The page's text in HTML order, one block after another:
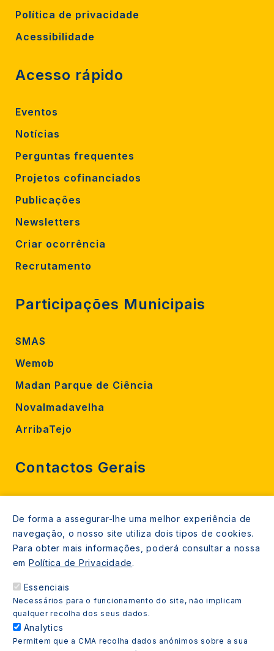
Política de privacidade
Acessibilidade
Acesso rápido
Eventos
Notícias
Perguntas frequentes
Projetos cofinanciados
Publicações
Newsletters
Criar ocorrência
Recrutamento
Participações Municipais
SMAS
Wemob
Madan Parque de Ciência
Novalmadavelha
ArribaTejo
Contactos Gerais
800206770 (gratuito rede fixa)
Contacte-nos
Espaços de atendimento
Livro Amarelo
De forma a assegurar-lhe uma melhor experiência de
navegação, o nosso site utiliza dois tipos de cookies.
Para obter mais informações, poderá consultar a nossa
em Política de Privacidade.
Essenciais
Necessários para o funcionamento do site, não implicam
qualquer recolha dos seus dados.
Analytics
Permitem que a CMA recolha dados anónimos sobre a sua